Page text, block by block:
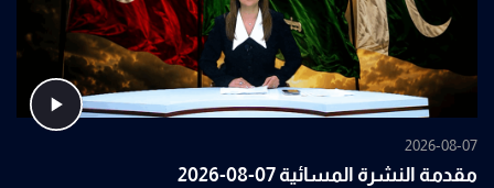
2026-08-07
مقدمة النشرة المسائية 07-08-2026